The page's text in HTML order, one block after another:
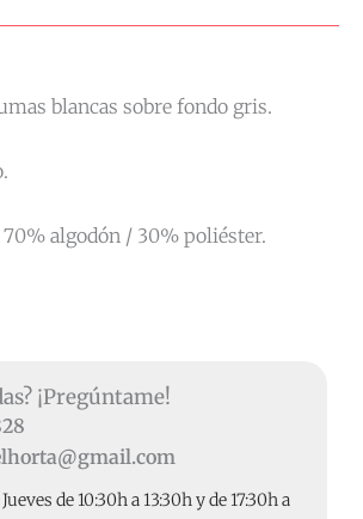
blancas sobre fondo gris.
algodón / 30% poliéster.
¡Pregúntame!
de 10:30h a 13:30h y de 17:30h a